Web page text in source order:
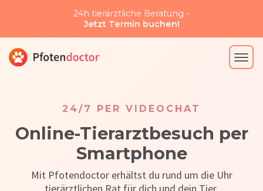
24h tierärztliche Beratung -
Jetzt Termin buchen!
24/7 PER VIDEOCHAT
Online-Tierarztbesuch per
Smartphone
Mit Pfotendoctor erhältst du rund um die Uhr